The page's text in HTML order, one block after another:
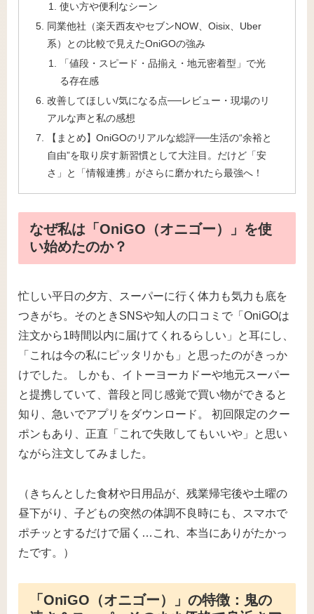
使い方や便利なシーン
同業他社（楽天西友やセブンNOW、Oisix、Uber
系）との比較で見えたOniGOの強み
「値段・スピード・品揃え・地元密着型」で光
る存在感
改善してほしい/気になる点──レビュー・現場のリ
アルな声と私の感想
【まとめ】OniGOのリアルな総評──生活の“余裕と
自由”を取り戻す新習慣として大注目。だけど「安
さ」と「情報連携」がさらに磨かれたら最強へ！
なぜ私は「OniGO（オニゴー）」を使
い始めたのか？
忙しい平日の夕方、スーパーに行く体力も気力も底を
つきがち。そのときSNSや知人の口コミで「OniGOは
注文から1時間以内に届けてくれるらしい」と耳にし、
「これは今の私にピッタリかも」と思ったのがきっか
けでした。 しかも、イトーヨーカドーや地元スーパー
と提携していて、普段と同じ感覚で買い物ができると
知り、急いでアプリをダウンロード。 初回限定のクー
ポンもあり、正直「これで失敗してもいいや」と思い
ながら注文してみました。
（きちんとした食材や日用品が、残業帰宅後や土曜の
昼下がり、子どもの突然の体調不良時にも、スマホで
ポチッとするだけで届く…これ、本当にありがたかっ
たです。）
「OniGO（オニゴー）」の特徴：鬼の